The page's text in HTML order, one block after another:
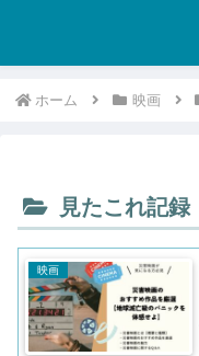
ホーム 映画
見たこれ記録
映画